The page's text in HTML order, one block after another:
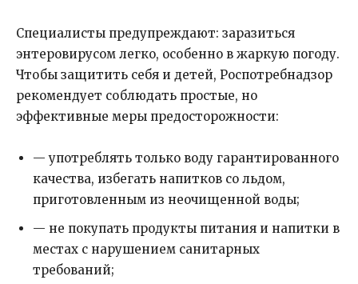
Специалисты предупреждают: заразиться
энтеровирусом легко, особенно в жаркую погоду.
Чтобы защитить себя и детей, Роспотребнадзор
рекомендует соблюдать простые, но
эффективные меры предосторожности:
— употреблять только воду гарантированного
качества, избегать напитков со льдом,
приготовленным из неочищенной воды;
— не покупать продукты питания и напитки в
местах с нарушением санитарных
требований;